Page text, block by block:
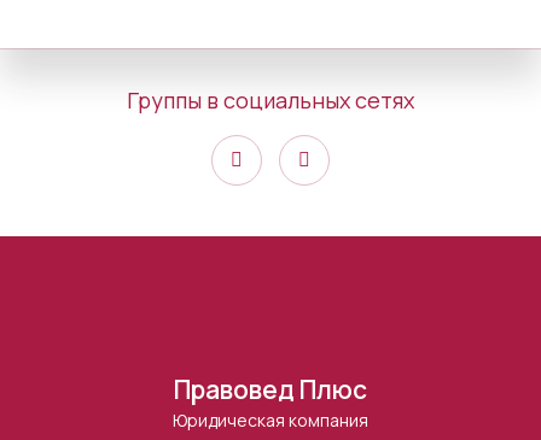
Группы в социальных сетях
Правовед Плюс
Юридическая компания